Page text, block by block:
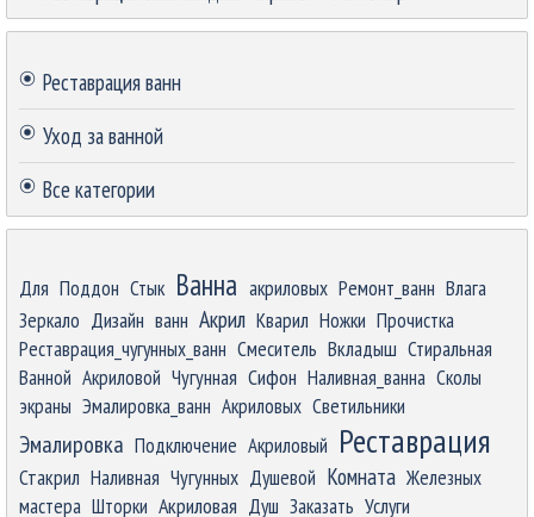
Реставрация ванн
Уход за ванной
Все категории
Для Поддон Стык Ванна акриловых Ремонт_ванн Влага
Зеркало Дизайн ванн Акрил Кварил Ножки Прочистка
Реставрация_чугунных_ванн Смеситель Вкладыш Стиральная
Ванной Акриловой Чугунная Сифон Наливная_ванна Сколы
экраны Эмалировка_ванн Акриловых Светильники
Эмалировка Подключение Акриловый Реставрация
Стакрил Наливная Чугунных Душевой Комната Железных
мастера Шторки Акриловая Душ Заказать Услуги